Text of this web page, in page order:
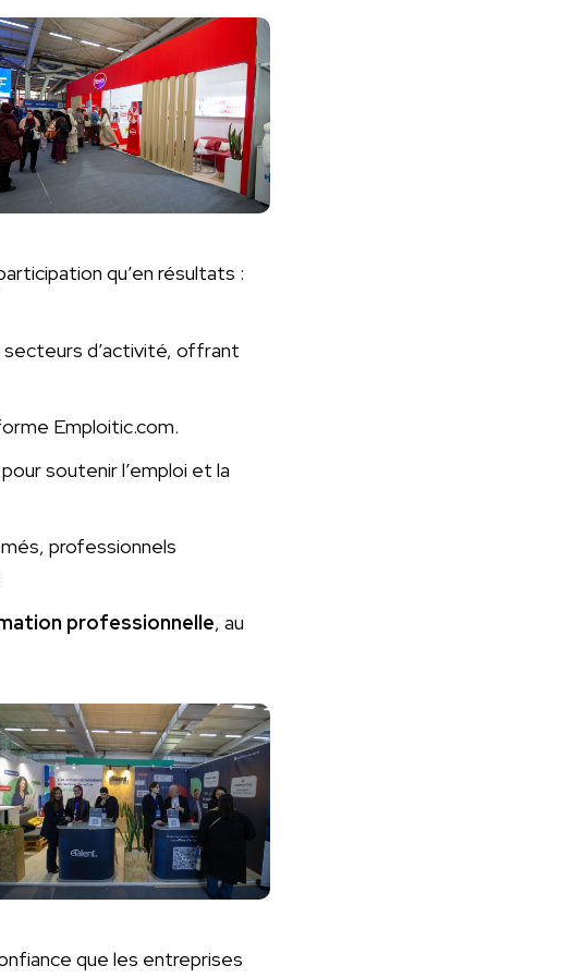
qu’en résultats :
d’activité, offrant
Emploitic.com.
soutenir l’emploi et la
professionnels
professionnelle, au
que les entreprises